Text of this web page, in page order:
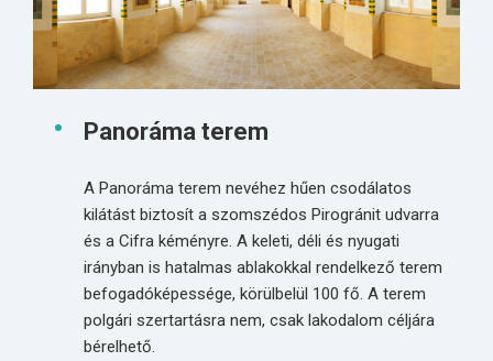
Panoráma terem
A Panoráma terem nevéhez hűen csodálatos
kilátást biztosít a szomszédos Pirogránit udvarra
és a Cifra kéményre. A keleti, déli és nyugati
irányban is hatalmas ablakokkal rendelkező terem
befogadóképessége, körülbelül 100 fő. A terem
polgári szertartásra nem, csak lakodalom céljára
bérelhető.